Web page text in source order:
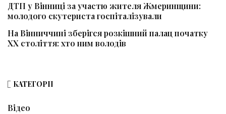
ДТП у Вінниці за участю жителя Жмеринщини:
молодого скутериста госпіталізували
На Вінниччині зберігся розкішний палац початку
ХХ століття: хто ним володів
КАТЕГОРІЇ
Відео